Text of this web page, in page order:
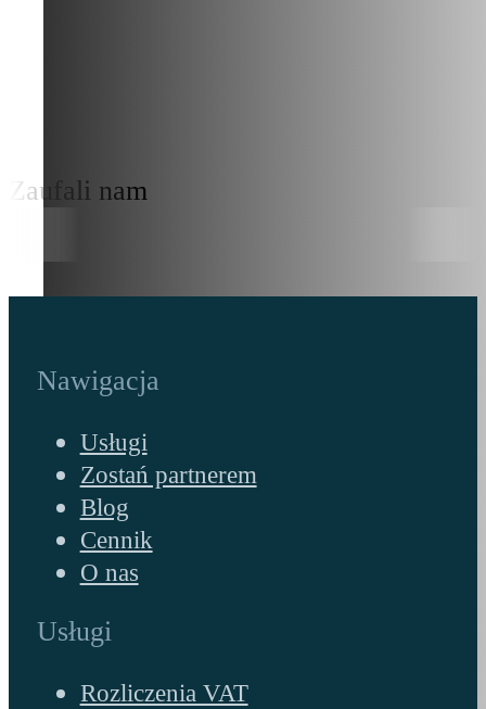
Zaufali nam
Nawigacja
Usługi
Zostań partnerem
Blog
Cennik
O nas
Usługi
Rozliczenia VAT